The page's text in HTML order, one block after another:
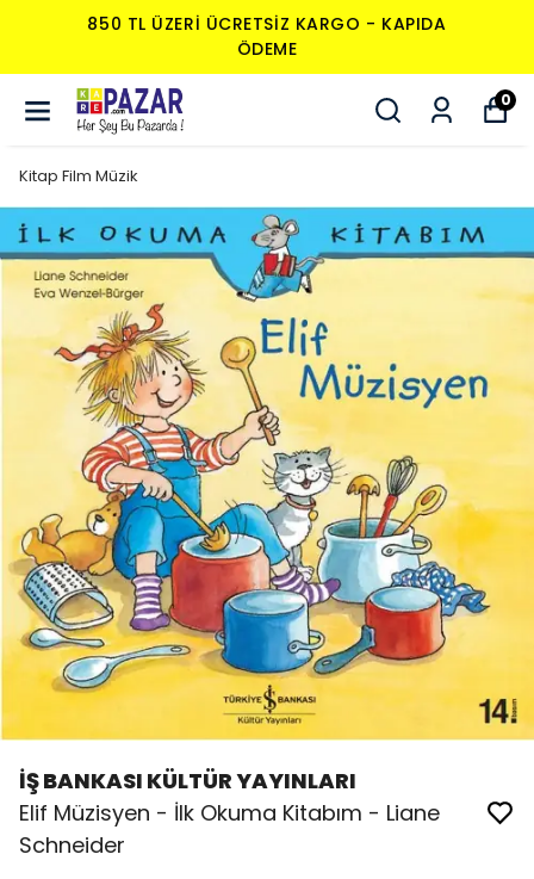
850 TL ÜZERI ÜCRETSIZ KARGO - KAPIDA
ÖDEME
0
Kitap Film Müzik
İŞ BANKASI KÜLTÜR YAYINLARI
Elif Müzisyen - İlk Okuma Kitabım - Liane
Schneider